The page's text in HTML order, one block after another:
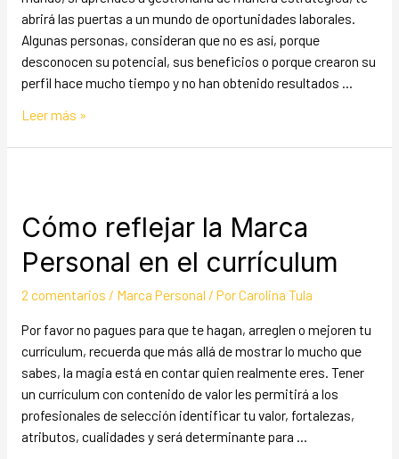
abrirá las puertas a un mundo de oportunidades laborales.
Algunas personas, consideran que no es así, porque
desconocen su potencial, sus beneficios o porque crearon su
perfil hace mucho tiempo y no han obtenido resultados …
Leer más »
Cómo reflejar la Marca
Personal en el currículum
2 comentarios / Marca Personal / PorCarolina Tula
Por favor no pagues para que te hagan, arreglen o mejoren tu
currículum, recuerda que más allá de mostrar lo mucho que
sabes, la magia está en contar quien realmente eres. Tener
un currículum con contenido de valor les permitirá a los
profesionales de selección identificar tu valor, fortalezas,
atributos, cualidades y será determinante para …